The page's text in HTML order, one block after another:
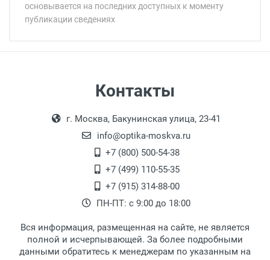
основывается на последних доступных к моменту
публикации сведениях
Общая ширина:
Длина дужки:
Ширина мостика:
Материал линзы:
Материал оправы:
Материал дужки:
Цвет оправы:
Цвет дужки:
Оплата товара производится
наличными непосредственно на пункте
выдачи товара.
Перечисление средств на расчетный счет.
18:00, по субботам с 11:00 до 15:00, в
офисе по адресу: г. Москва,
Переведеновский переулок 17, корпус 1,
второй этаж, тел. +7 (499) 110-55-35.
После того, как заказ поступает в пункт
выдачи, наш менеджер связывается с
клиентом и оповещает о поступлении
товара.
Для получения товара при себе
обязательно иметь паспорт.
Контакты
г. Москва, Бакунинская улица, 23-41
info@optika-moskva.ru
+7 (800) 500-54-38
+7 (499) 110-55-35
+7 (915) 314-88-00
ПН-ПТ: с 9:00 до 18:00
Вся информация, размещенная на сайте, не является
полной и исчерпывающей. За более подробными
данными обратитесь к менеджерам по указанным на